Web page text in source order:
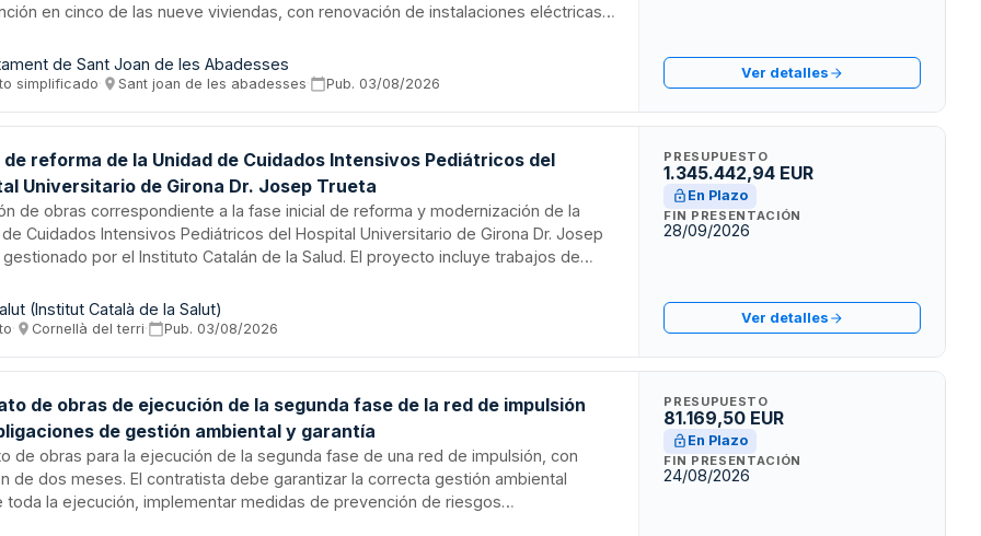
en cinco de las nueve viviendas, con renovación de instalaciones eléctricas e
renovación de baños, reparación de claraboya y revestimiento de fachadas.
base se sitúa en importes específicos según lo establecido en el
de Sant Joan de les Abadesses
simplificado· Sant joan de les abadesses· Pub. 03/08/2026
Ver detalles
de reforma de la Unidad de Cuidados Intensivos Pediátricos del
Universitario de Girona Dr. Josep Trueta
de obras correspondiente a la fase inicial de reforma y modernización de la
Cuidados Intensivos Pediátricos del Hospital Universitario de Girona Dr. Josep
gestionado por el Instituto Catalán de la Salud. El proyecto incluye trabajos de
de esta unidad de atención médica especializada. La intervención se
bajo supervisión del órgano contratante y está dirigida a optimizar las
(Institut Català de la Salut)
· Cornellà del terri· Pub. 03/08/2026
PRESUPUESTO
1.345.442,94 EUR
En Plazo
FIN PRESENTACIÓN
28/09/2026
Ver detalles
de obras de ejecución de la segunda fase de la red de impulsión
de gestión ambiental y garantía
de obras para la ejecución de la segunda fase de una red de impulsión, con
de dos meses. El contratista debe garantizar la correcta gestión ambiental
toda la ejecución, implementar medidas de prevención de riesgos
PRESUPUESTO
81.169,50 EUR
En Plazo
FIN PRESENTACIÓN
24/08/2026